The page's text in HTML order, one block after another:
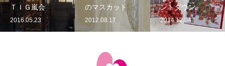
ＴＩＧ嵐会
2016.05.23
のマスカット
2012.08.17
ントダウン
2014.12.04